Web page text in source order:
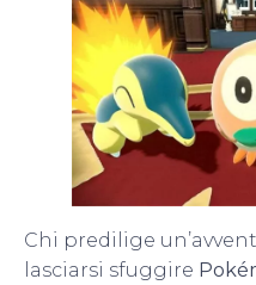
Chi predilige
lasciarsi sfuggire